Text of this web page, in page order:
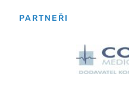
PARTNEŘI